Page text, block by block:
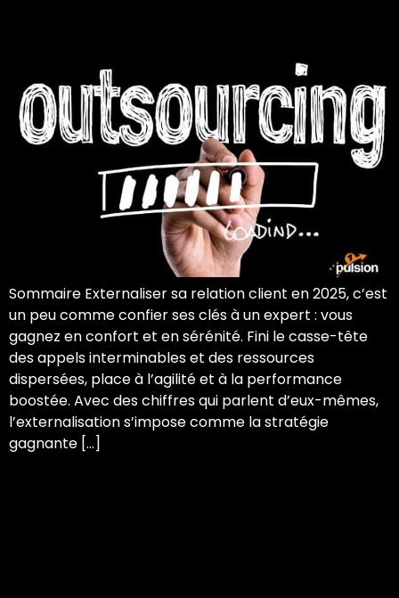
Sommaire Externaliser sa relation client en 2025, c’est
un peu comme confier ses clés à un expert : vous
gagnez en confort et en sérénité. Fini le casse-tête
des appels interminables et des ressources
dispersées, place à l’agilité et à la performance
boostée. Avec des chiffres qui parlent d’eux-mêmes,
l’externalisation s’impose comme la stratégie
gagnante […]